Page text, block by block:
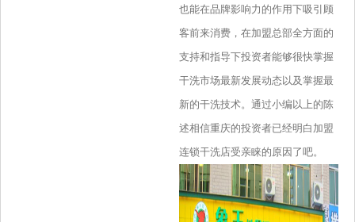
也能在品牌影响力的作用下吸引顾
客前来消费，在加盟总部全方面的
支持和指导下投资者能够很快掌握
干洗市场最新发展动态以及掌握最
新的干洗技术。通过小编以上的陈
述相信重庆的投资者已经明白加盟
连锁干洗店受亲睐的原因了吧。